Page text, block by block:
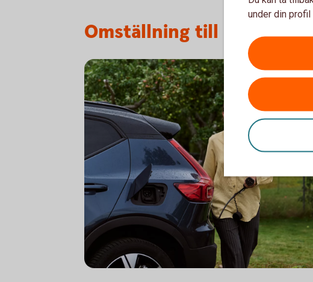
Omställning till mer
under din profil